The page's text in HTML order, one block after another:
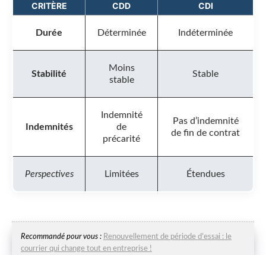
CRITÈRE CDD CDI
Durée Déterminée Indéterminée
Stabilité
Moins
stable
Stable
Indemnités
Indemnité
de
précarité
Pas d’indemnité
de fin de contrat
Perspectives Limitées Étendues
Recommandé pour vous : Renouvellement de période d’essai : le
courrier qui change tout en entreprise !